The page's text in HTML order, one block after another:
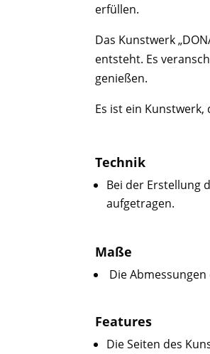
erfüllen.
Das Kunstwerk
entsteht. Es
genießen.
Es ist ein
Technik
Bei der Erstellung
aufgetragen.
Maße
Die Abmessungen
Features
Die Seiten des